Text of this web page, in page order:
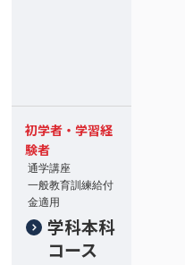
初学者・学習経
験者
通学講座
一般教育訓練給付
金適用
学科本科
コース